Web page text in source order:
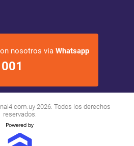
nosotros via Whatsapp
2026. Todos los derechos
reservados.